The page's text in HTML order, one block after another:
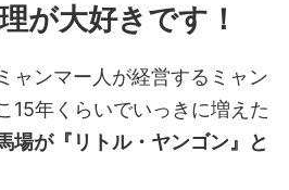
が大好きです！
ャンマー人が経営するミャン
15年くらいでいっきに増えた
場が『リトル・ヤンゴン』と